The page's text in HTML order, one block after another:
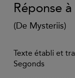
Réponse
(De Mysteriis)
Texte établi et
Segonds